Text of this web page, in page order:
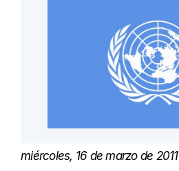
miércoles, 16 de marzo de 2011